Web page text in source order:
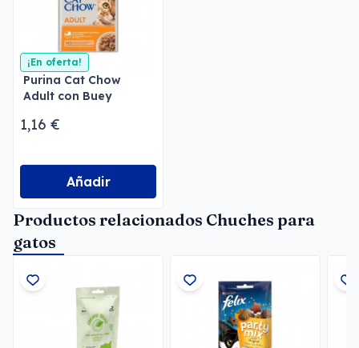
¡En oferta!
Purina Cat Chow
Adult con Buey
1,16 €
Añadir
Productos relacionados Chuches para
gatos